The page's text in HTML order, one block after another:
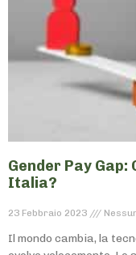
Gender Pay Gap:
Italia?
23 Febbraio 2023
Il mondo cambia, la